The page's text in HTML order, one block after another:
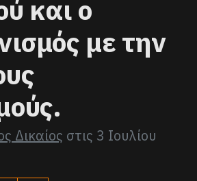
και ο
με την
Δικαίος στις 3 Ιουλίου